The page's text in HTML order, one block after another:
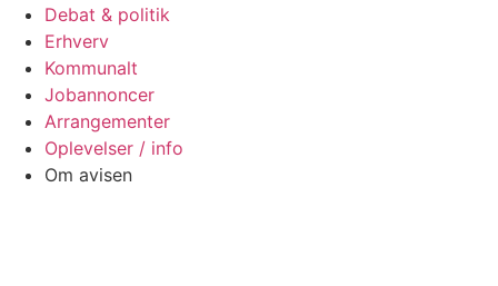
Debat & politik
Erhverv
Kommunalt
Jobannoncer
Arrangementer
Oplevelser / info
Om avisen